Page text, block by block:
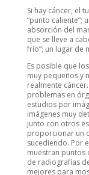
Si hay cáncer, el
“punto caliente”;
absorción del
que se lleve a
frío”; un lugar de
Es posible que
muy pequeños y
realmente
problemas en
estudios por
imágenes muy
junto con otros
proporcionar un
sucediendo. Por
muestran puntos
de radiografías
mejores para